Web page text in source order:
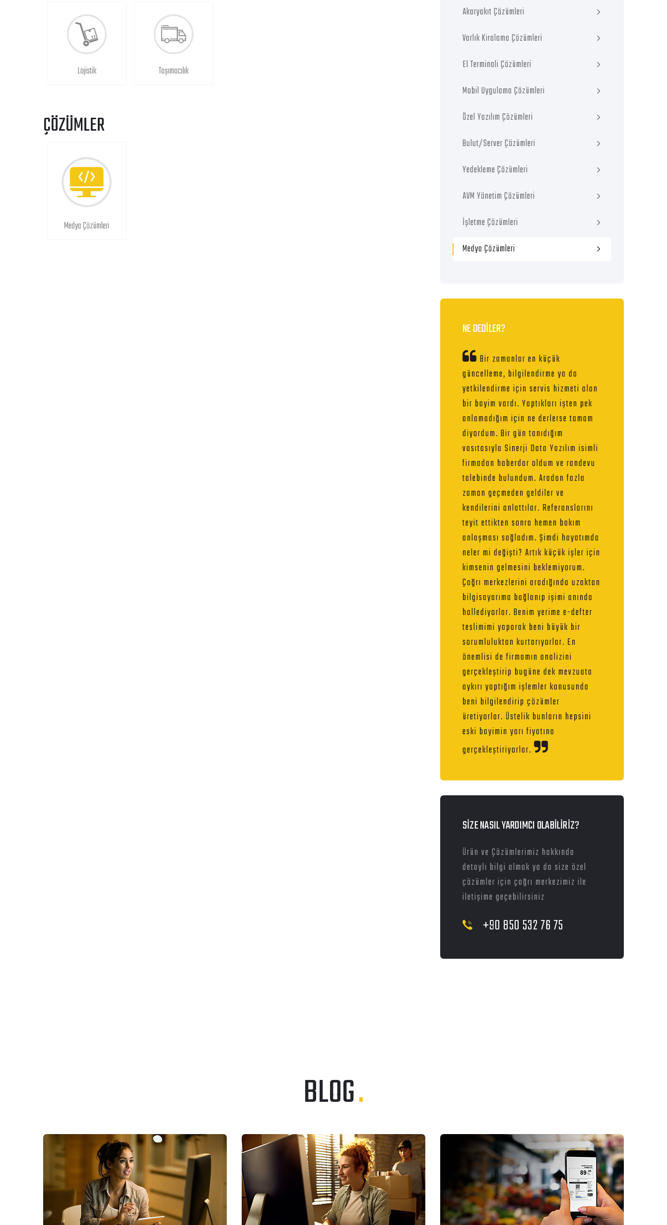
Lojistik Taşımacılık
ÇÖZÜMLER
Medya Çözümleri
Akaryakıt Çözümleri
Varlık Kiralama Çözümleri
El Terminali Çözümleri
Mobil Uygulama Çözümleri
Özel Yazılım Çözümleri
Bulut/Server Çözümleri
Yedekleme Çözümleri
AVM Yönetim Çözümleri
İşletme Çözümleri
Medya Çözümleri
NE DEDİLER?
Bir zamanlar en küçük
güncelleme, bilgilendirme ya da
yetkilendirme için servis hizmeti alan
bir bayim vardı. Yaptıkları işten pek
anlamadığım için ne derlerse tamam
diyordum. Bir gün tanıdığım
vasıtasıyla Sinerji Data Yazılım isimli
firmadan haberdar oldum ve randevu
talebinde bulundum. Aradan fazla
zaman geçmeden geldiler ve
kendilerini anlattılar. Referanslarını
teyit ettikten sonra hemen bakım
anlaşması sağladım. Şimdi hayatımda
neler mi değişti? Artık küçük işler için
kimsenin gelmesini beklemiyorum.
Çağrı merkezlerini aradığında uzaktan
bilgisayarıma bağlanıp işimi anında
hallediyorlar. Benim yerime e-defter
teslimimi yaparak beni büyük bir
sorumluluktan kurtarıyorlar. En
önemlisi de firmamın analizini
gerçekleştirip bugüne dek mevzuata
aykırı yaptığım işlemler konusunda
beni bilgilendirip çözümler
üretiyorlar. Üstelik bunların hepsini
eski bayimin yarı fiyatına
gerçekleştiriyorlar.
SİZE NASIL YARDIMCI OLABİLİRİZ?
Ürün ve Çözümlerimiz hakkında
detaylı bilgi almak ya da size özel
çözümler için çağrı merkezimiz ile
iletişime geçebilirsiniz
+90 850 532 76 75
BLOG.